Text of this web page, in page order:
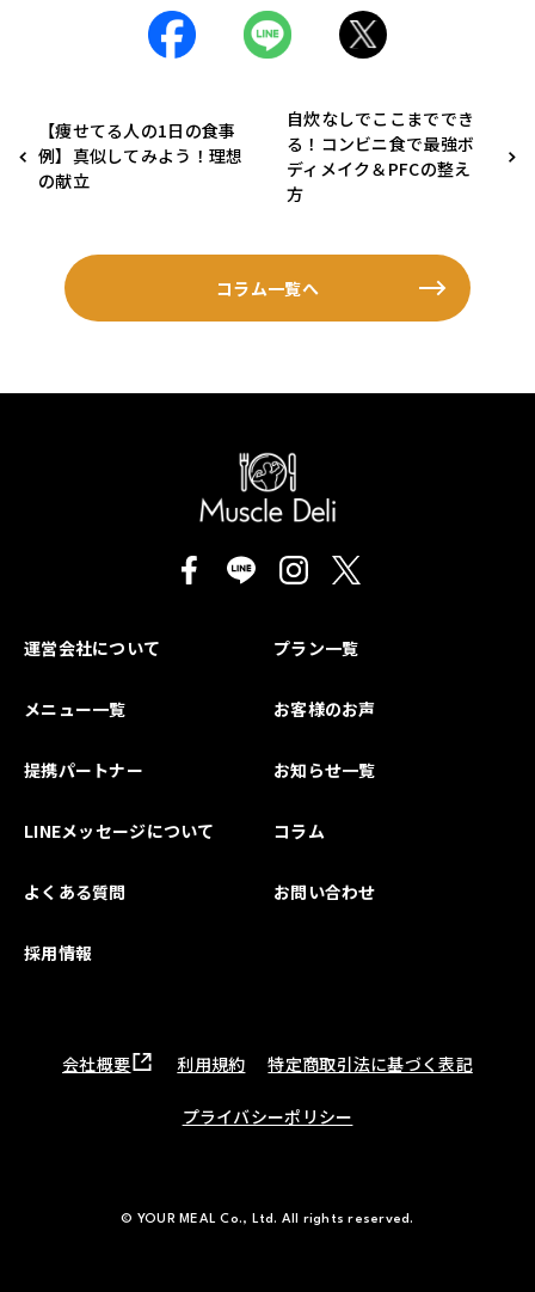
【痩せてる人の1日の食事
例】真似してみよう！理想
の献立
自炊なしでここまででき
る！コンビニ食で最強ボ
ディメイク＆PFCの整え
方
コラム一覧へ
運営会社について プラン一覧
メニュー一覧 お客様のお声
提携パートナー お知らせ一覧
LINEメッセージについて コラム
よくある質問 お問い合わせ
採用情報
会社概要 利用規約 特定商取引法に基づく表記
プライバシーポリシー
© YOUR MEAL Co., Ltd. All rights reserved.